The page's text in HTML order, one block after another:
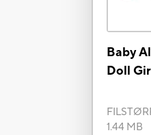
Baby
Doll
1.44 MB